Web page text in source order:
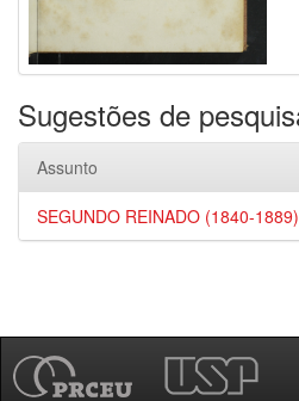
Sugestões de
Assunto
SEGUNDO REINADO (1840-1889)